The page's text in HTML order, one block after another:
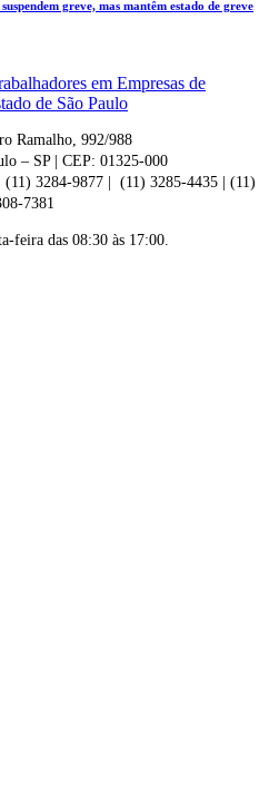
greve, mas mantêm estado de greve
Ramalho, 992/988
– SP | CEP: 01325-000
3284-9877 | (11) 3285-4435 | (11)
7381
feira das 08:30 às 17:00.